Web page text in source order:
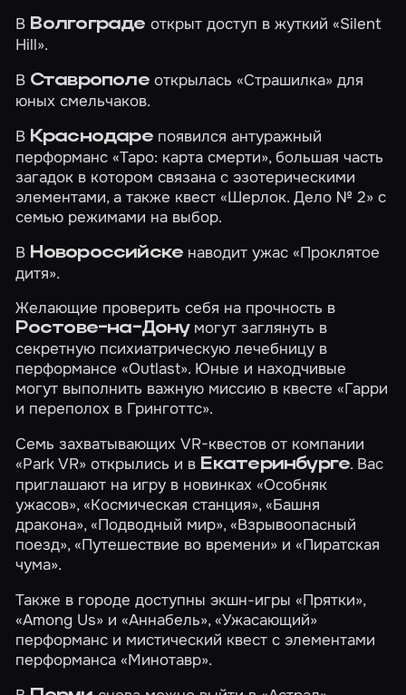
В Волгограде открыт доступ в жуткий «Silent
Hill».
В Ставрополеоткрылась «Страшилка»для
юных смельчаков.
В Краснодарепоявился антуражный
перформанс«Таро: карта смерти», большая часть
загадок в котором связана с эзотерическими
элементами, а также квест«Шерлок. Дело № 2» с
семью режимами на выбор.
В Новороссийске наводит ужас«Проклятое
дитя».
Желающие проверить себя на прочность в
Ростове-на-Дону могут заглянуть в
секретную психиатрическую лечебницу в
перформансе«Outlast». Юные и находчивые
могут выполнить важную миссию в квесте«Гарри
и переполох в Гринготтс».
Семь захватывающих VR-квестов от компании
«Park VR» открылись и в Екатеринбурге. Вас
приглашают на игру в новинках«Особняк
ужасов»,«Космическая станция»,«Башня
дракона»,«Подводный мир»,«Взрывоопасный
поезд»,«Путешествие во времени» и«Пиратская
чума».
Также в городе доступны экшн-игры«Прятки»,
«Among Us» и«Аннабель»,«Ужасающий»
перформанс и мистический квест с элементами
перформанса«Минотавр».